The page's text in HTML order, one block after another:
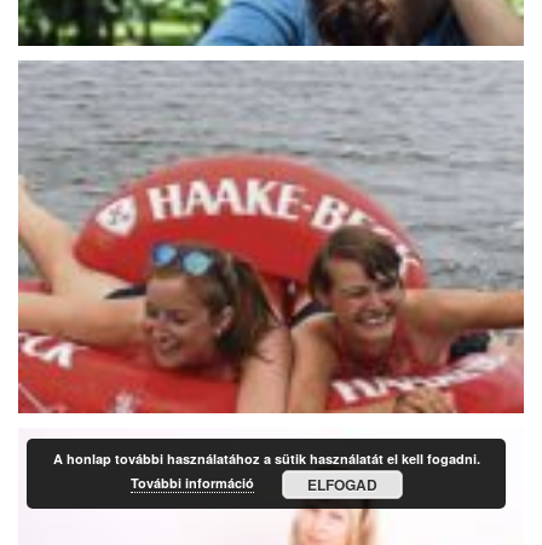
A honlap további használatához a sütik használatát el kell fogadni.
További információ
ELFOGAD